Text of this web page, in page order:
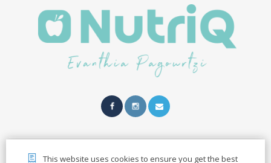
Developed byPrintingSolutions.gr
This website uses cookies to ensure you get the best